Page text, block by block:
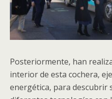
Posteriormente, han
interior de esta cochera,
energética, para descubrir